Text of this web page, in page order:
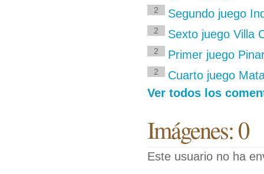
2 Segundo juego
2 Sexto juego Villa
2 Primer juego
2
Cuarto juego
Ver todos los
Imágenes: 0
Este usuario no ha